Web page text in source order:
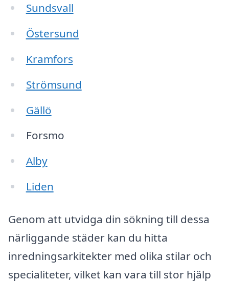
Sundsvall
Östersund
Kramfors
Strömsund
Gällö
Forsmo
Alby
Liden
Genom att utvidga din sökning till dessa
närliggande städer kan du hitta
inredningsarkitekter med olika stilar och
specialiteter, vilket kan vara till stor hjälp